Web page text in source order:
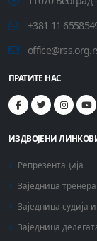
+381 11
ПРАТИТЕ НАС
ИЗДВОЈЕНИ
Репрезентација
Заједница
Заједница судија
Заједница